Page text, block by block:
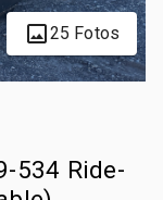
25 Fotos
534 Ride-